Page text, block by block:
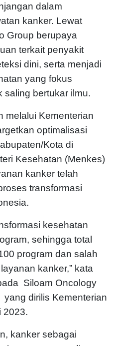
dalam
kanker. Lewat
Group berupaya
terkait penyakit
dini, serta menjadi
yang fokus
saling bertukar ilmu.
melalui Kementerian
optimalisasi
Kota di
Kesehatan (Menkes)
kanker telah
transformasi
kesehatan
sehingga total
program dan salah
kanker,” kata
Siloam Oncology
dirilis Kementerian
2023.
kanker sebagai